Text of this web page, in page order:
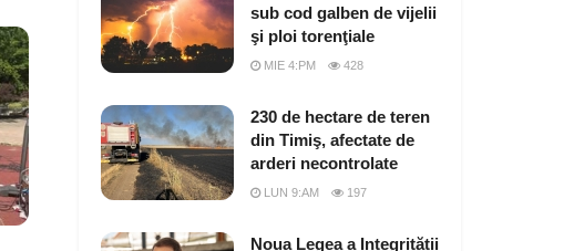
sub cod galben de vijelii
şi ploi torenţiale
MIE 4:PM 428
230 de hectare de teren
din Timiş, afectate de
arderi necontrolate
LUN 9:AM 197
Noua Legea a Integrității